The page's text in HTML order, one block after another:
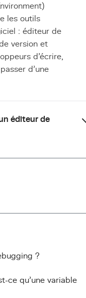
les outils
: éditeur de
version et
d'écrire,
d'une
éditeur de
?
ce qu'une variable